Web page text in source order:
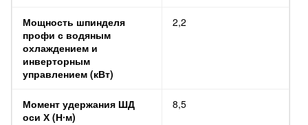
Мощность шпинделя
профи с водяным
охлаждением и
инверторным
управлением (кВт)
2,2
Момент удержания ШД
оси Х (Н∙м)
8,5